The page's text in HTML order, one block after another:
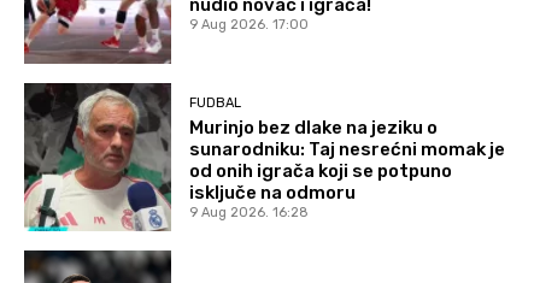
nudio novac i igrača!
9 Aug 2026. 17:00
FUDBAL
Murinjo bez dlake na jeziku o
sunarodniku: Taj nesrećni momak je
od onih igrača koji se potpuno
isključe na odmoru
9 Aug 2026. 16:28